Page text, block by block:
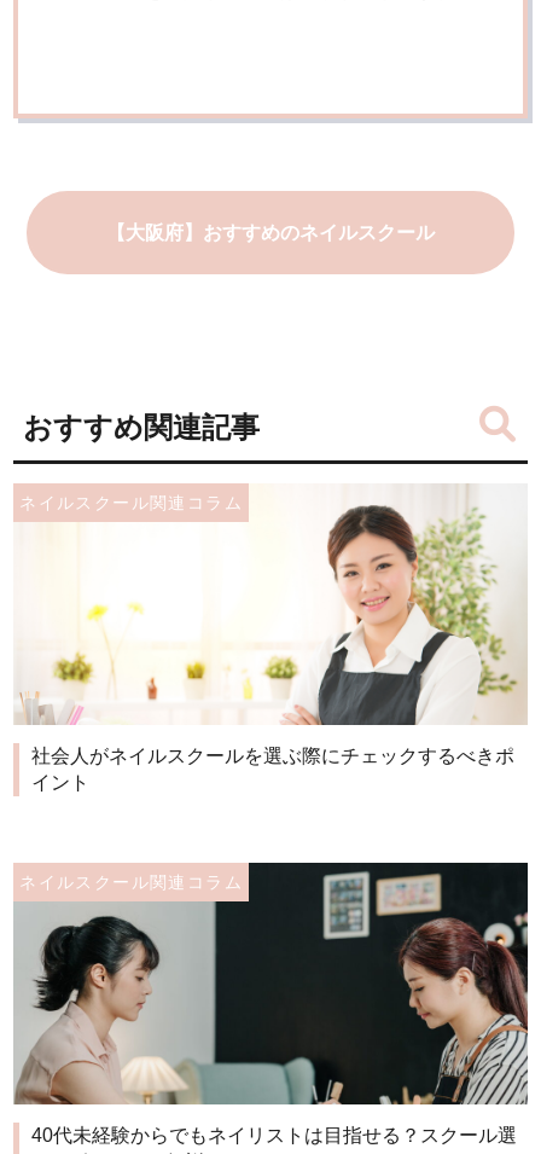
【大阪府】おすすめのネイルスクール
おすすめ関連記事
ネイルスクール関連コラム
社会人がネイルスクールを選ぶ際にチェックするべきポ
イント
ネイルスクール関連コラム
40代未経験からでもネイリストは目指せる？スクール選